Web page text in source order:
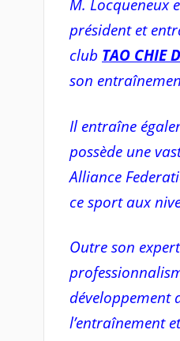
M. Locqueneux
président et
club TAO CHIE
son
Il entraîne
possède une
Alliance
ce sport aux
Outre son
développement
l’entraînement